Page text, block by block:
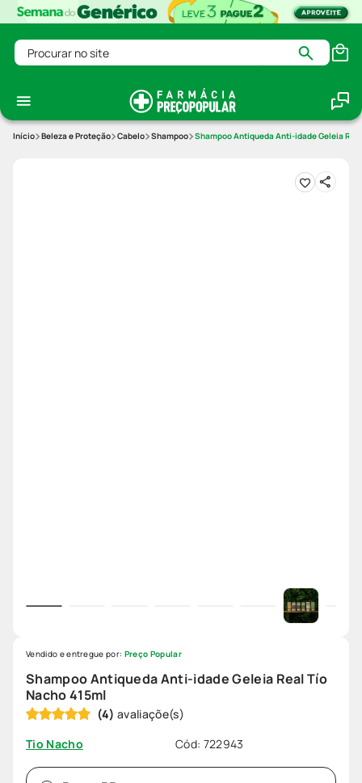
Procurar no site
Beleza e Proteção Cabelo Shampoo Shampoo Antiqueda Anti-idade Geleia
Shampoo Antiqueda Anti-idade Geleia Real Tío
Nacho 415ml
(4)
Tio Nacho
Cód: 722943
Vendido e entregue por: Preço Popular